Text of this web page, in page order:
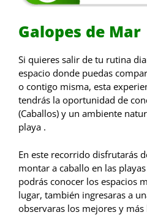
Galopes de Mar
Si quieres salir de tu rutina
espacio donde puedas
o contigo misma, esta
tendrás la oportunidad de
(Caballos) y un ambiente
playa .
En este recorrido disfrutarás
montar a caballo en las
podrás conocer los espacios
lugar, también ingresaras a
observaras los mejores y más